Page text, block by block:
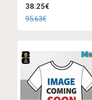
38.25€
95.63€